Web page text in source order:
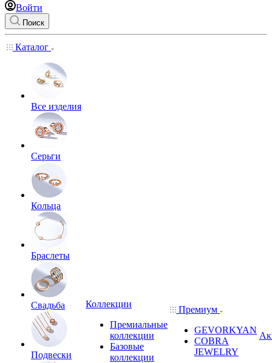
Войти
Поиск
Каталог
Все изделия
Серьги
Кольца
Браслеты
Свадьба
Подвески
Коллекции
Премиальные
коллекции
Базовые
коллекции
Премиум
GEVORKYAN
COBRA
JEWELRY